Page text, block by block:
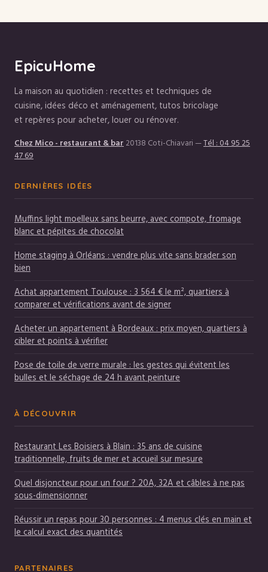
EpicuHome
La maison au quotidien : recettes et techniques de
cuisine, idées déco et aménagement, tutos bricolage
et repères pour acheter, louer ou rénover.
Chez Mico - restaurant & bar20138 Coti-Chiavari—Tél : 04 95 25
47 69
DERNIÈRES IDÉES
Muffins light moelleux sans beurre, avec compote, fromage
blanc et pépites de chocolat
Home staging à Orléans : vendre plus vite sans brader son
bien
Achat appartement Toulouse : 3 564 € le m², quartiers à
comparer et vérifications avant de signer
Acheter un appartement à Bordeaux : prix moyen, quartiers à
cibler et points à vérifier
Pose de toile de verre murale : les gestes qui évitent les
bulles et le séchage de 24 h avant peinture
À DÉCOUVRIR
Restaurant Les Boisiers à Blain : 35 ans de cuisine
traditionnelle, fruits de mer et accueil sur mesure
Quel disjoncteur pour un four ? 20A, 32A et câbles à ne pas
sous-dimensionner
Réussir un repas pour 30 personnes : 4 menus clés en main et
le calcul exact des quantités
PARTENAIRES